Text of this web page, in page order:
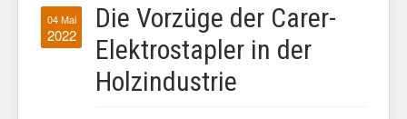
04 Mai
2022
Die Vorzüge der Carer-
Elektrostapler in der
Holzindustrie